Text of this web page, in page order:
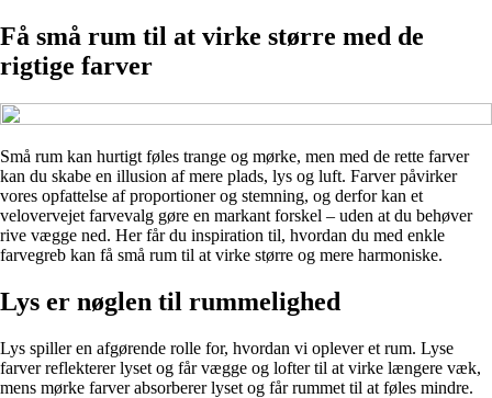
Få små rum til at virke større med de
rigtige farver
Små rum kan hurtigt føles trange og mørke, men med de rette farver
kan du skabe en illusion af mere plads, lys og luft. Farver påvirker
vores opfattelse af proportioner og stemning, og derfor kan et
velovervejet farvevalg gøre en markant forskel – uden at du behøver
rive vægge ned. Her får du inspiration til, hvordan du med enkle
farvegreb kan få små rum til at virke større og mere harmoniske.
Lys er nøglen til rummelighed
Lys spiller en afgørende rolle for, hvordan vi oplever et rum. Lyse
farver reflekterer lyset og får vægge og lofter til at virke længere væk,
mens mørke farver absorberer lyset og får rummet til at føles mindre.